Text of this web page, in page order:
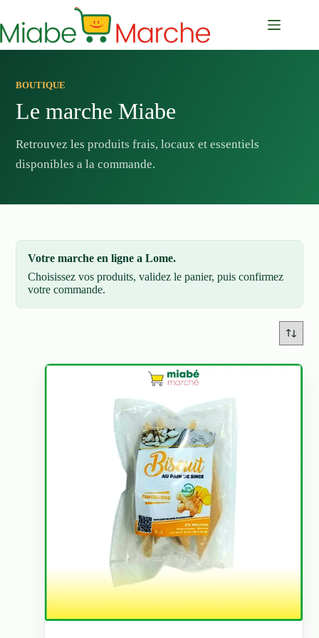
contenu
BOUTIQUE
Le marche Miabe
Retrouvez les produits frais, locaux et essentiels
disponibles a la commande.
Votre marche en ligne a Lome.
Choisissez vos produits, validez le panier, puis confirmez
votre commande.